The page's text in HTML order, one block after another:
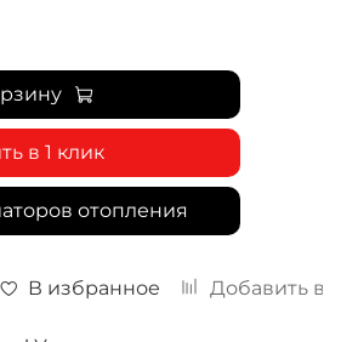
В избранное Добавить в
в 1 клик
отопления